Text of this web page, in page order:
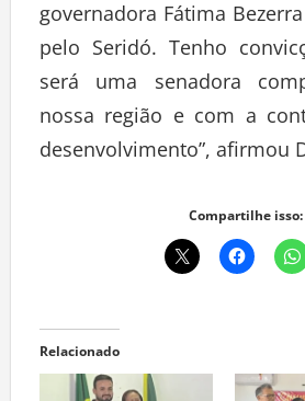
governadora Fátima
pelo Seridó. Tenho
será uma senadora
nossa região e com a
desenvolvimento”, afirmou
Compartilhe isso:
Relacionado